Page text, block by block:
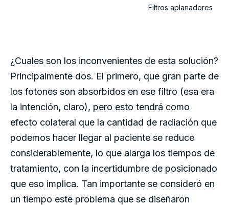
Filtros aplanadores
¿Cuales son los inconvenientes de esta solución?
Principalmente dos. El primero, que gran parte de
los fotones son absorbidos en ese filtro (esa era
la intención, claro), pero esto tendrá como
efecto colateral que la cantidad de radiación que
podemos hacer llegar al paciente se reduce
considerablemente, lo que alarga los tiempos de
tratamiento, con la incertidumbre de posicionado
que eso implica. Tan importante se consideró en
un tiempo este problema que se diseñaron